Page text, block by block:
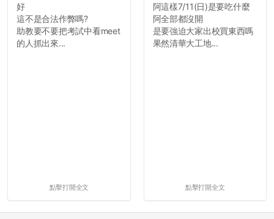
好
這不是合法作弊嗎?
助教要不要把考試中看meet
的人抓出來...
點擊打開全文
阿這樣7/11(日)是要吃什麼
阿全部都沒開
是要強迫大家出校買東西嗎
果然清華大工地...
點擊打開全文